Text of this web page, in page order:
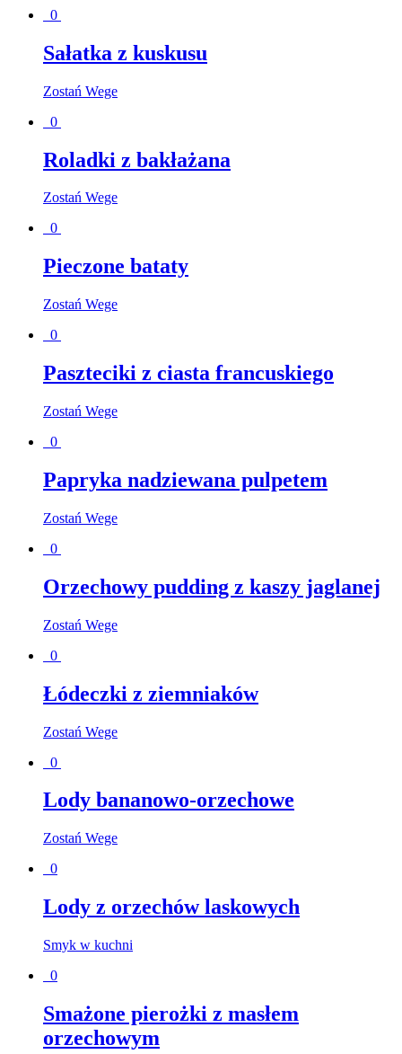
0
Sałatka z kuskusu
Zostań Wege
0
Roladki z bakłażana
Zostań Wege
0
Pieczone bataty
Zostań Wege
0
Paszteciki z ciasta francuskiego
Zostań Wege
0
Papryka nadziewana pulpetem
Zostań Wege
0
Orzechowy pudding z kaszy jaglanej
Zostań Wege
0
Łódeczki z ziemniaków
Zostań Wege
0
Lody bananowo-orzechowe
Zostań Wege
0
Lody z orzechów laskowych
Smyk w kuchni
0
Smażone pierożki z masłem
orzechowym